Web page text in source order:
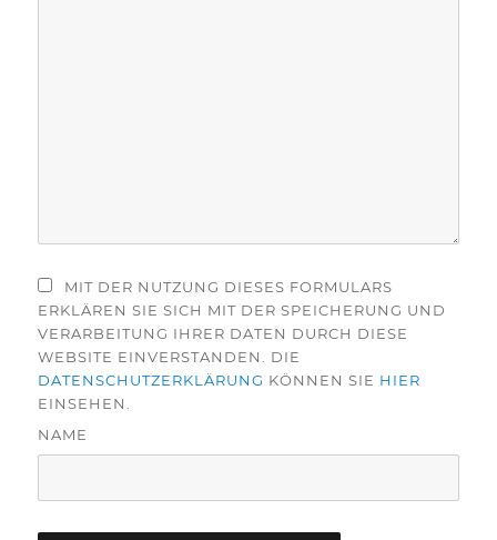
MIT DER NUTZUNG DIESES FORMULARS
ERKLÄREN SIE SICH MIT DER SPEICHERUNG UND
VERARBEITUNG IHRER DATEN DURCH DIESE
WEBSITE EINVERSTANDEN. DIE
DATENSCHUTZERKLÄRUNG KÖNNEN SIE HIER
EINSEHEN.
NAME